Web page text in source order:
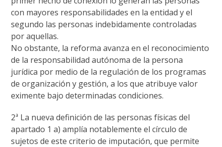
con mayores responsabilidades en la entidad y el
segundo las personas indebidamente controladas
por aquellas.
No obstante, la reforma avanza en el reconocimiento
de la responsabilidad autónoma de la persona
jurídica por medio de la regulación de los programas
de organización y gestión, a los que atribuye valor
eximente bajo determinadas condiciones.
2ª La nueva definición de las personas físicas del
apartado 1 a) amplía notablemente el círculo de
sujetos de este criterio de imputación, que permite